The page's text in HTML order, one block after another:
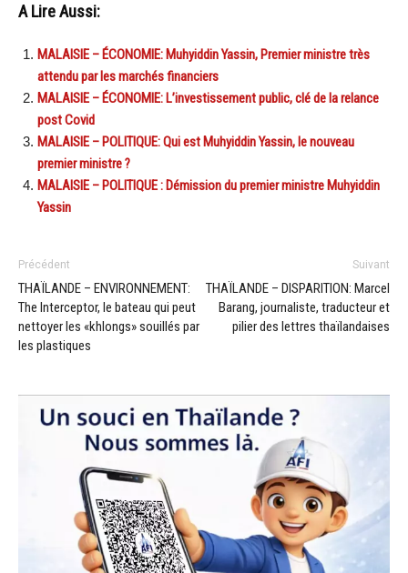
A Lire Aussi:
MALAISIE – ÉCONOMIE: Muhyiddin Yassin, Premier ministre très
attendu par les marchés financiers
MALAISIE – ÉCONOMIE: L’investissement public, clé de la relance
post Covid
MALAISIE – POLITIQUE: Qui est Muhyiddin Yassin, le nouveau
premier ministre ?
MALAISIE – POLITIQUE : Démission du premier ministre Muhyiddin
Yassin
Précédent
THAÏLANDE – ENVIRONNEMENT:
The Interceptor, le bateau qui peut
nettoyer les «khlongs» souillés par
les plastiques
Suivant
THAÏLANDE – DISPARITION: Marcel
Barang, journaliste, traducteur et
pilier des lettres thaïlandaises